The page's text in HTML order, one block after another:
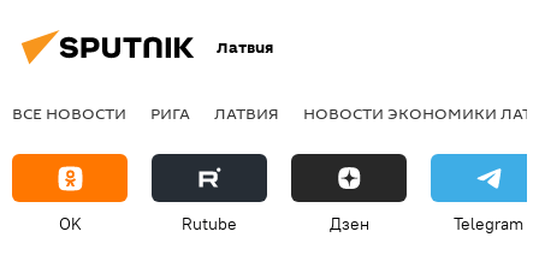
Латвия
ВСЕ НОВОСТИ РИГА ЛАТВИЯ НОВОСТИ ЭКОНОМИКИ
OK Rutube Дзен Telegram